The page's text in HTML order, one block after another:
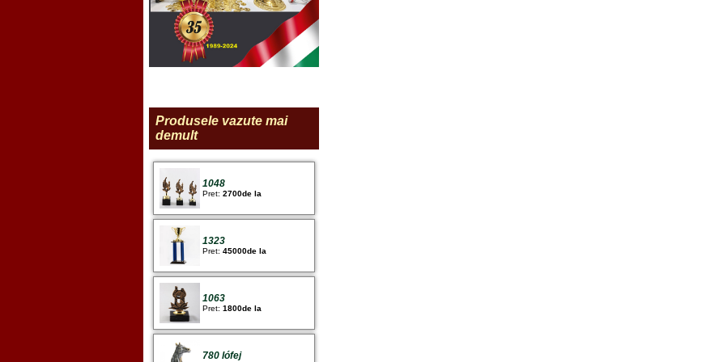
Produsele vazute mai
demult
1048
Pret: 2700de la
1323
Pret: 45000de la
1063
Pret: 1800de la
780 lófej